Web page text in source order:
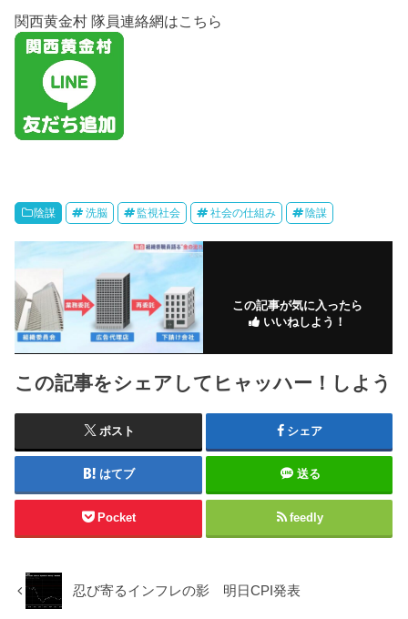
関西黄金村 隊員連絡網はこちら
陰謀 洗脳 監視社会 社会の仕組み 陰謀
この記事が気に入ったら
いいねしよう！
この記事をシェアしてヒャッハー！しよう
ポスト シェア
はてブ 送る
Pocket feedly
忍び寄るインフレの影 明日CPI発表